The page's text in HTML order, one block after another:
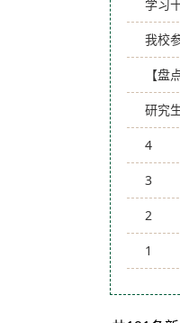
学习
我校
【
研究
4
3
2
1